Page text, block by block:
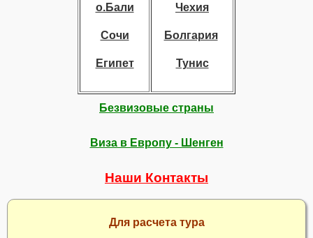
о.Бали
Сочи
Египет
Чехия
Болгария
Тунис
Безвизовые страны
Виза в Европу - Шенген
Наши Контакты
Для расчета тура